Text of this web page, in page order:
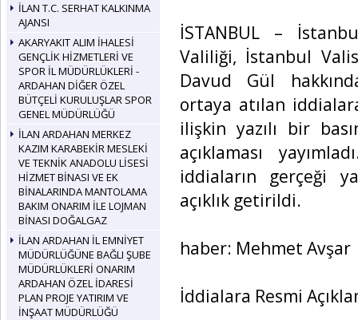
İLAN T.C. SERHAT KALKINMA
AJANSI
AKARYAKIT ALIM İHALESİ
GENÇLİK HİZMETLERİ VE
SPOR İL MÜDÜRLÜKLERİ -
ARDAHAN DİĞER ÖZEL
BÜTÇELİ KURULUŞLAR SPOR
GENEL MÜDÜRLÜĞÜ
İLAN ARDAHAN MERKEZ
KAZIM KARABEKİR MESLEKİ
VE TEKNİK ANADOLU LİSESİ
HİZMET BİNASI VE EK
BİNALARINDA MANTOLAMA
BAKIM ONARIM İLE LOJMAN
BİNASI DOĞALGAZ
İLAN ARDAHAN İL EMNİYET
MÜDÜRLÜĞÜNE BAĞLI ŞUBE
MÜDÜRLÜKLERİ ONARIM
ARDAHAN ÖZEL İDARESİ
PLAN PROJE YATIRIM VE
İNŞAAT MÜDÜRLÜĞÜ
İSTANBUL –
Valiliği, İstanbul
Davud Gül
ortaya atılan
ilişkin yazılı bir
açıklaması
iddiaların gerçeği
açıklık getirildi.
haber: Mehmet Avşar
İddialara Resmi